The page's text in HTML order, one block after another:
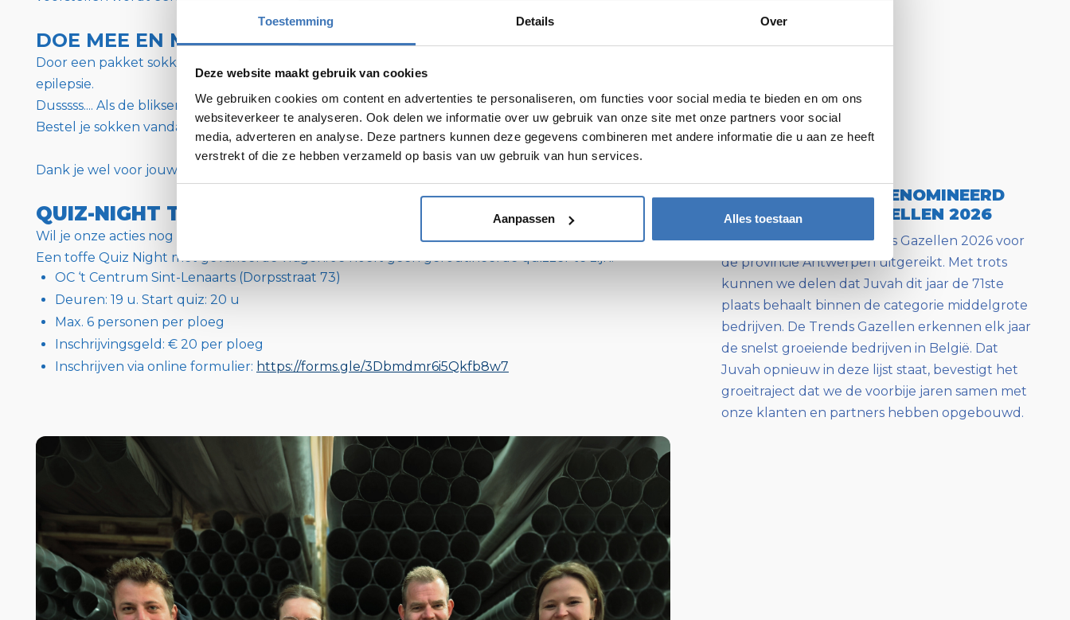
Toestemming Details Over
Deze website maakt gebruik van cookies
We gebruiken cookies om content en advertenties te personaliseren, om functies voor social media te bieden en om ons
websiteverkeer te analyseren. Ook delen we informatie over uw gebruik van onze site met onze partners voor social
media, adverteren en analyse. Deze partners kunnen deze gegevens combineren met andere informatie die u aan ze heeft
verstrekt of die ze hebben verzameld op basis van uw gebruik van hun services.
Aanpassen Alles toestaan
DOE MEE EN MAAK HET VERSCHIL!
Door een pakket sokken te kopen, draag je bij aan betere ondersteuning en onderzoek naar
epilepsie.
Dusssss.... Als de bliksem naar onze webshop nu! 😉
Bestel je sokken vandaag nog!Klik hier om te bestellen.
Dank je wel voor jouw steun!
QUIZ-NIGHT T.V.V. HET GOEDE DOEL
Wil je onze acties nog meer steunen? Kom dan mee quizzen op vrijdag 7/02/2025 in Sint-Lenaarts.
Een toffe Quiz Night met gevarieerde vragen. Je hoeft geen geroutineerde quizzer te zijn!
OC ‘t Centrum Sint-Lenaarts (Dorpsstraat 73)
Deuren: 19 u. Start quiz: 20 u
Max. 6 personen per ploeg
Inschrijvingsgeld: € 20 per ploeg
Inschrijven via online formulier: https://forms.gle/3Dbmdmr6i5Qkfb8w7
JUVAH OPNIEUW GENOMINEERD
VOOR TRENDS GAZELLEN 2026
Gisteren werden de Trends Gazellen 2026 voor
de provincie Antwerpen uitgereikt. Met trots
kunnen we delen dat Juvah dit jaar de 71ste
plaats behaalt binnen de categorie middelgrote
bedrijven. De Trends Gazellen erkennen elk jaar
de snelst groeiende bedrijven in België. Dat
Juvah opnieuw in deze lijst staat, bevestigt het
groeitraject dat we de voorbije jaren samen met
onze klanten en partners hebben opgebouwd.